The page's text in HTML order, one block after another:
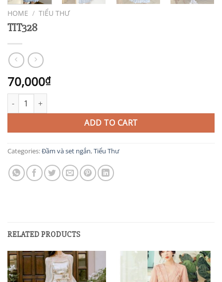
HOME / TIỂU THƯ
TIT328
70,000₫
TIT328 quantity
ADD TO CART
Categories:Đầm và set ngắn,Tiểu Thư
RELATED PRODUCTS